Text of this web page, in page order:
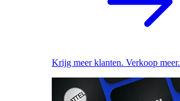
Krijg meer klanten. Verkoop meer.